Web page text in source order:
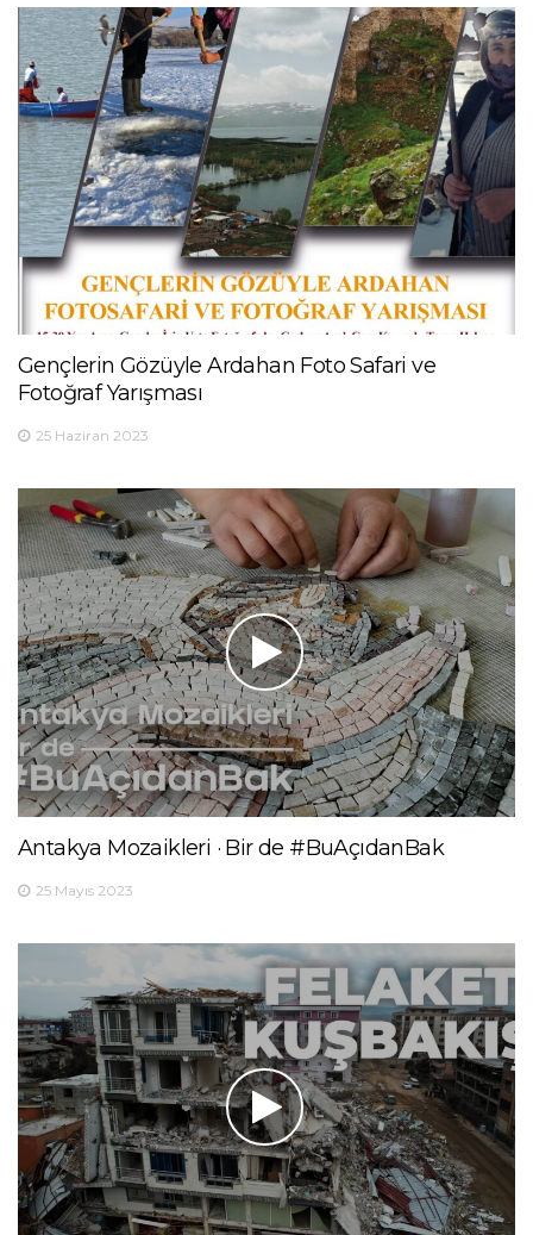
Gençlerin Gözüyle Ardahan Foto Safari ve
Fotoğraf Yarışması
25 Haziran 2023
Antakya Mozaikleri · Bir de #BuAçıdanBak
25 Mayıs 2023